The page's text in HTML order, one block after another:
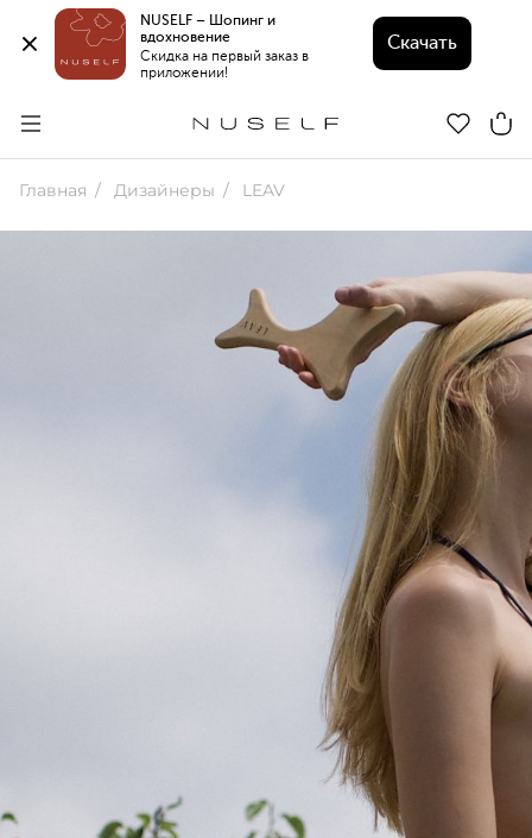
NUSELF – Шопинг и
вдохновение
Скидка на первый заказ в
приложении!
Скачать
Главная Дизайнеры LEAV